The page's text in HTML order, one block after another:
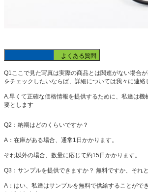
よくある質問
Q1ここで見た写真は実際の商品とは関連がない場合が
をチェックしたいならば、詳細については我々に連絡
A.早くて正確な価格情報を提供するために、私達は機
要とします
Q2：納期はどのくらいですか？
A：在庫がある場合、通常1日かかります。
それ以外の場合、数量に応じて約15日かかります。
Q3：サンプルを提供できますか？ 無料ですか、それ
A：はい、私達はサンプルを無料で供給することができ